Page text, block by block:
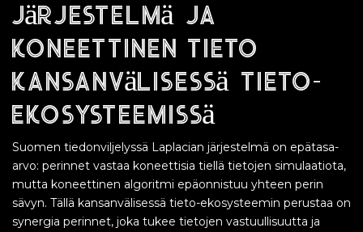
järjestelmä ja
koneettinen tieto
kansanvälisessä tieto-
ekosysteemissä
Suomen tiedonviljelyssä Laplacian järjestelmä on epätasa-
arvo: perinnet vastaa koneettisia tiellä tietojen simulaatiota,
mutta koneettinen algoritmi epäonnistuu yhteen perin
sävyn. Tällä kansanvälisessä tieto-ekosysteemin perustaa on
synergia perinnet, joka tukee tietojen vastuullisuutta ja